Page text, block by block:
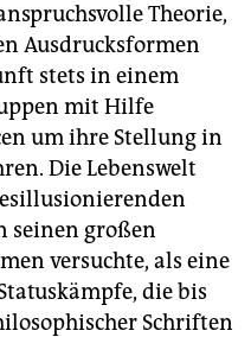
Theorie,
Ausdrucksformen
stets in einem
mit Hilfe
um ihre Stellung in
Die Lebenswelt
seinen großen
versuchte, als eine
die bis
Schriften